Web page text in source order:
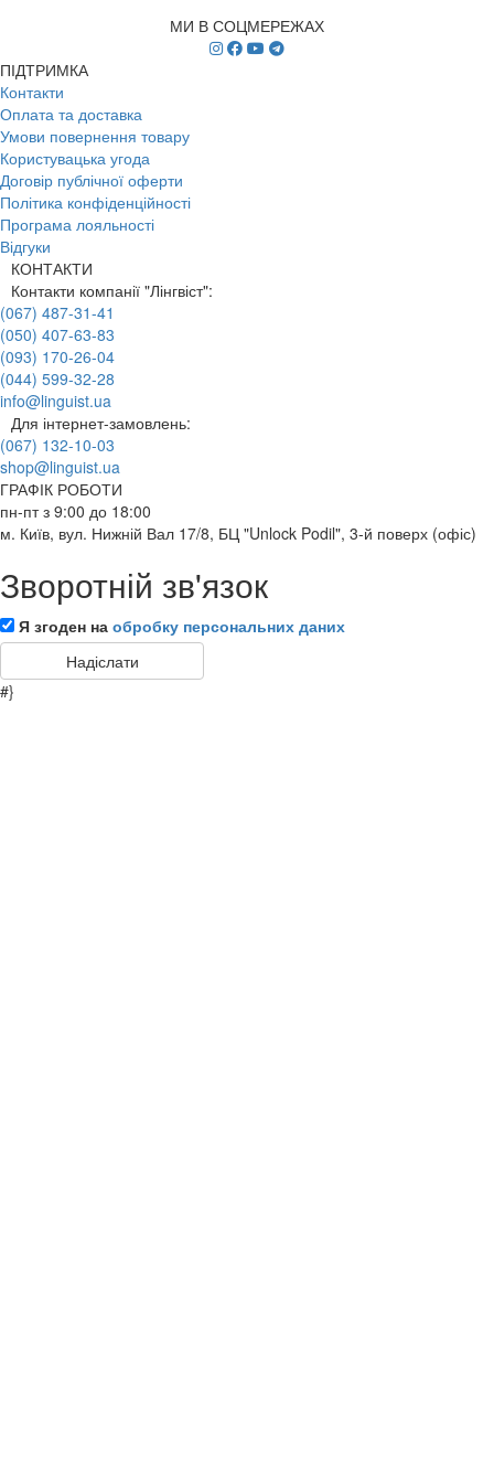
МИ В СОЦМЕРЕЖАХ
ПІДТРИМКА
Контакти
Оплата та доставка
Умови повернення товару
Користувацька угода
Договір публічної оферти
Політика конфіденційності
Програма лояльності
Відгуки
КОНТАКТИ
Контакти компанії "Лінгвіст":
(067) 487-31-41
(050) 407-63-83
(093) 170-26-04
(044) 599-32-28
info@linguist.ua
Для інтернет-замовлень:
(067) 132-10-03
shop@linguist.ua
ГРАФІК РОБОТИ
пн-пт з 9:00 до 18:00
м. Київ, вул. Нижній Вал 17/8, БЦ "Unlock Podil", 3-й поверх (офіс)
Зворотній зв'язок
Я згоден на обробку персональних даних
#}